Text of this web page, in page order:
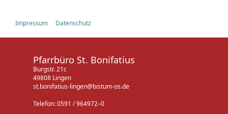
Impressum Datenschutz
Pfarrbüro St. Bonifatius
Burgstr. 21c
49808 Lingen
st.bonifatius-lingen@bistum-os.de
Telefon: 0591 / 964972–0